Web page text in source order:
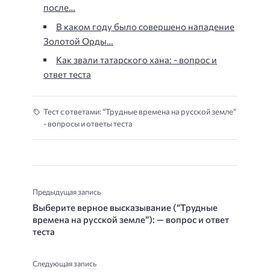
после…
В каком году было совершено нападение
Золотой Орды…
Как звали татарского хана: - вопрос и
ответ теста
Тест с ответами: “Трудные времена на русской земле”
- вопросы и ответы теста
Предыдущая запись
Выберите верное высказывание (“Трудные
времена на русской земле”): — вопрос и ответ
теста
Следующая запись